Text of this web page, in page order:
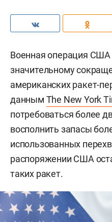
Военная операция США
значительному
американских ракет-
данным The New York
потребоваться более
восполнить запасы
использованных
распоряжении США
таких ракет.